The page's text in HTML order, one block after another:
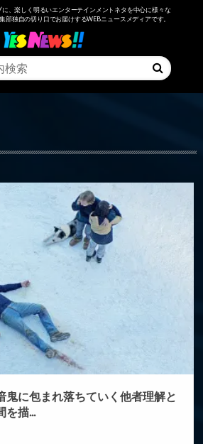
に、楽しく明るいエンターテインメントネタを中心に様々な
部独自の切り口でお届けするWEBニュースメディアです。
鬼に包まれ落ちていく他者理解と
描...